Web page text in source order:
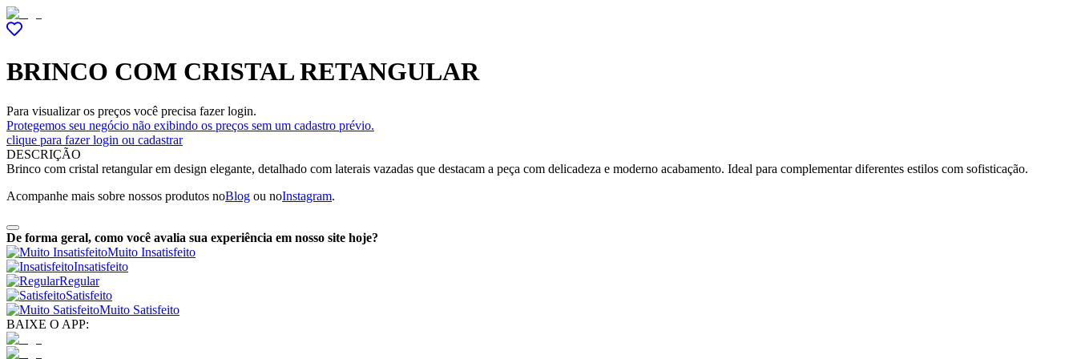
BRINCO COM CRISTAL RETANGULAR
Para visualizar os preços você precisa fazer login.
Protegemos seu negócio não exibindo os preços sem um cadastro prévio.
clique para fazer login ou cadastrar
DESCRIÇÃO
Brinco com cristal retangular em design elegante, detalhado com laterais vazadas que destacam a peça com delicadeza e moderno acabamento. Ideal para complementar diferentes estilos com sofisticação.
Acompanhe mais sobre nossos produtos noBlog ou noInstagram.
De forma geral, como você avalia sua experiência em nosso site hoje?
Muito Insatisfeito
Insatisfeito
Regular
Satisfeito
Muito Satisfeito
BAIXE O APP: